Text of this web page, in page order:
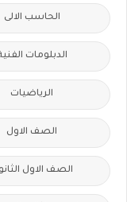
الحاسب الالى
الدبلومات
الرياضيات
الصف الاول
الصف الاول